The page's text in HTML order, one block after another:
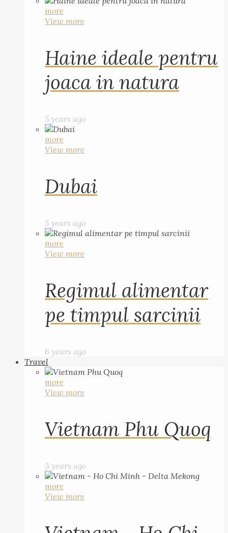
more
View more
Haine ideale pentru
joaca in natura
5 years ago
more
View more
Dubai
5 years ago
more
View more
Regimul alimentar
pe timpul sarcinii
6 years ago
Travel
more
View more
Vietnam Phu Quoq
3 years ago
more
View more